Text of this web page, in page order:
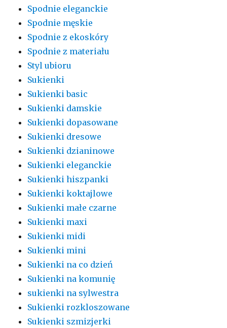
Spodnie eleganckie
Spodnie męskie
Spodnie z ekoskóry
Spodnie z materiału
Styl ubioru
Sukienki
Sukienki basic
Sukienki damskie
Sukienki dopasowane
Sukienki dresowe
Sukienki dzianinowe
Sukienki eleganckie
Sukienki hiszpanki
Sukienki koktajlowe
Sukienki małe czarne
Sukienki maxi
Sukienki midi
Sukienki mini
Sukienki na co dzień
Sukienki na komunię
sukienki na sylwestra
Sukienki rozkloszowane
Sukienki szmizjerki